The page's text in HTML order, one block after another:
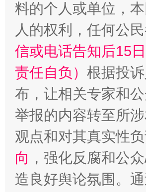
料的个人或单位，
人的权利，任何公
信或电话告知后15
责任自负） 根据投
布，让相关专家和
举报的内容转至所
观点和对其真实性负
向 ，强化反腐和公
造良好舆论氛围。